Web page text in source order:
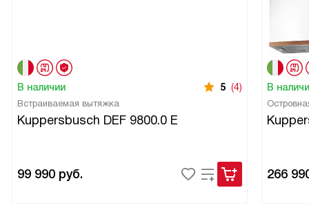
В наличии 5 (4)
Встраиваемая вытяжка
Kuppersbusch DEF 9800.0 E
99 990 руб.
В
266